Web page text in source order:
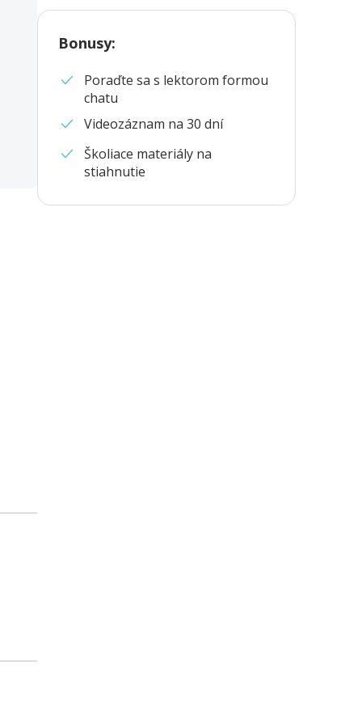
Bonusy:
Poraďte sa s lektorom formou
chatu
Videozáznam na 30 dní
Školiace materiály na
stiahnutie